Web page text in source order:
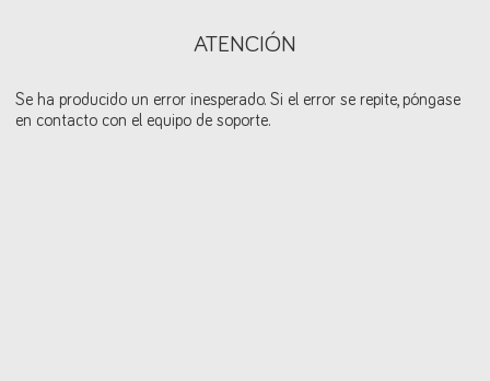
ATENCIÓN
Se ha producido un error inesperado. Si el error se repite, póngase
en contacto con el equipo de soporte.